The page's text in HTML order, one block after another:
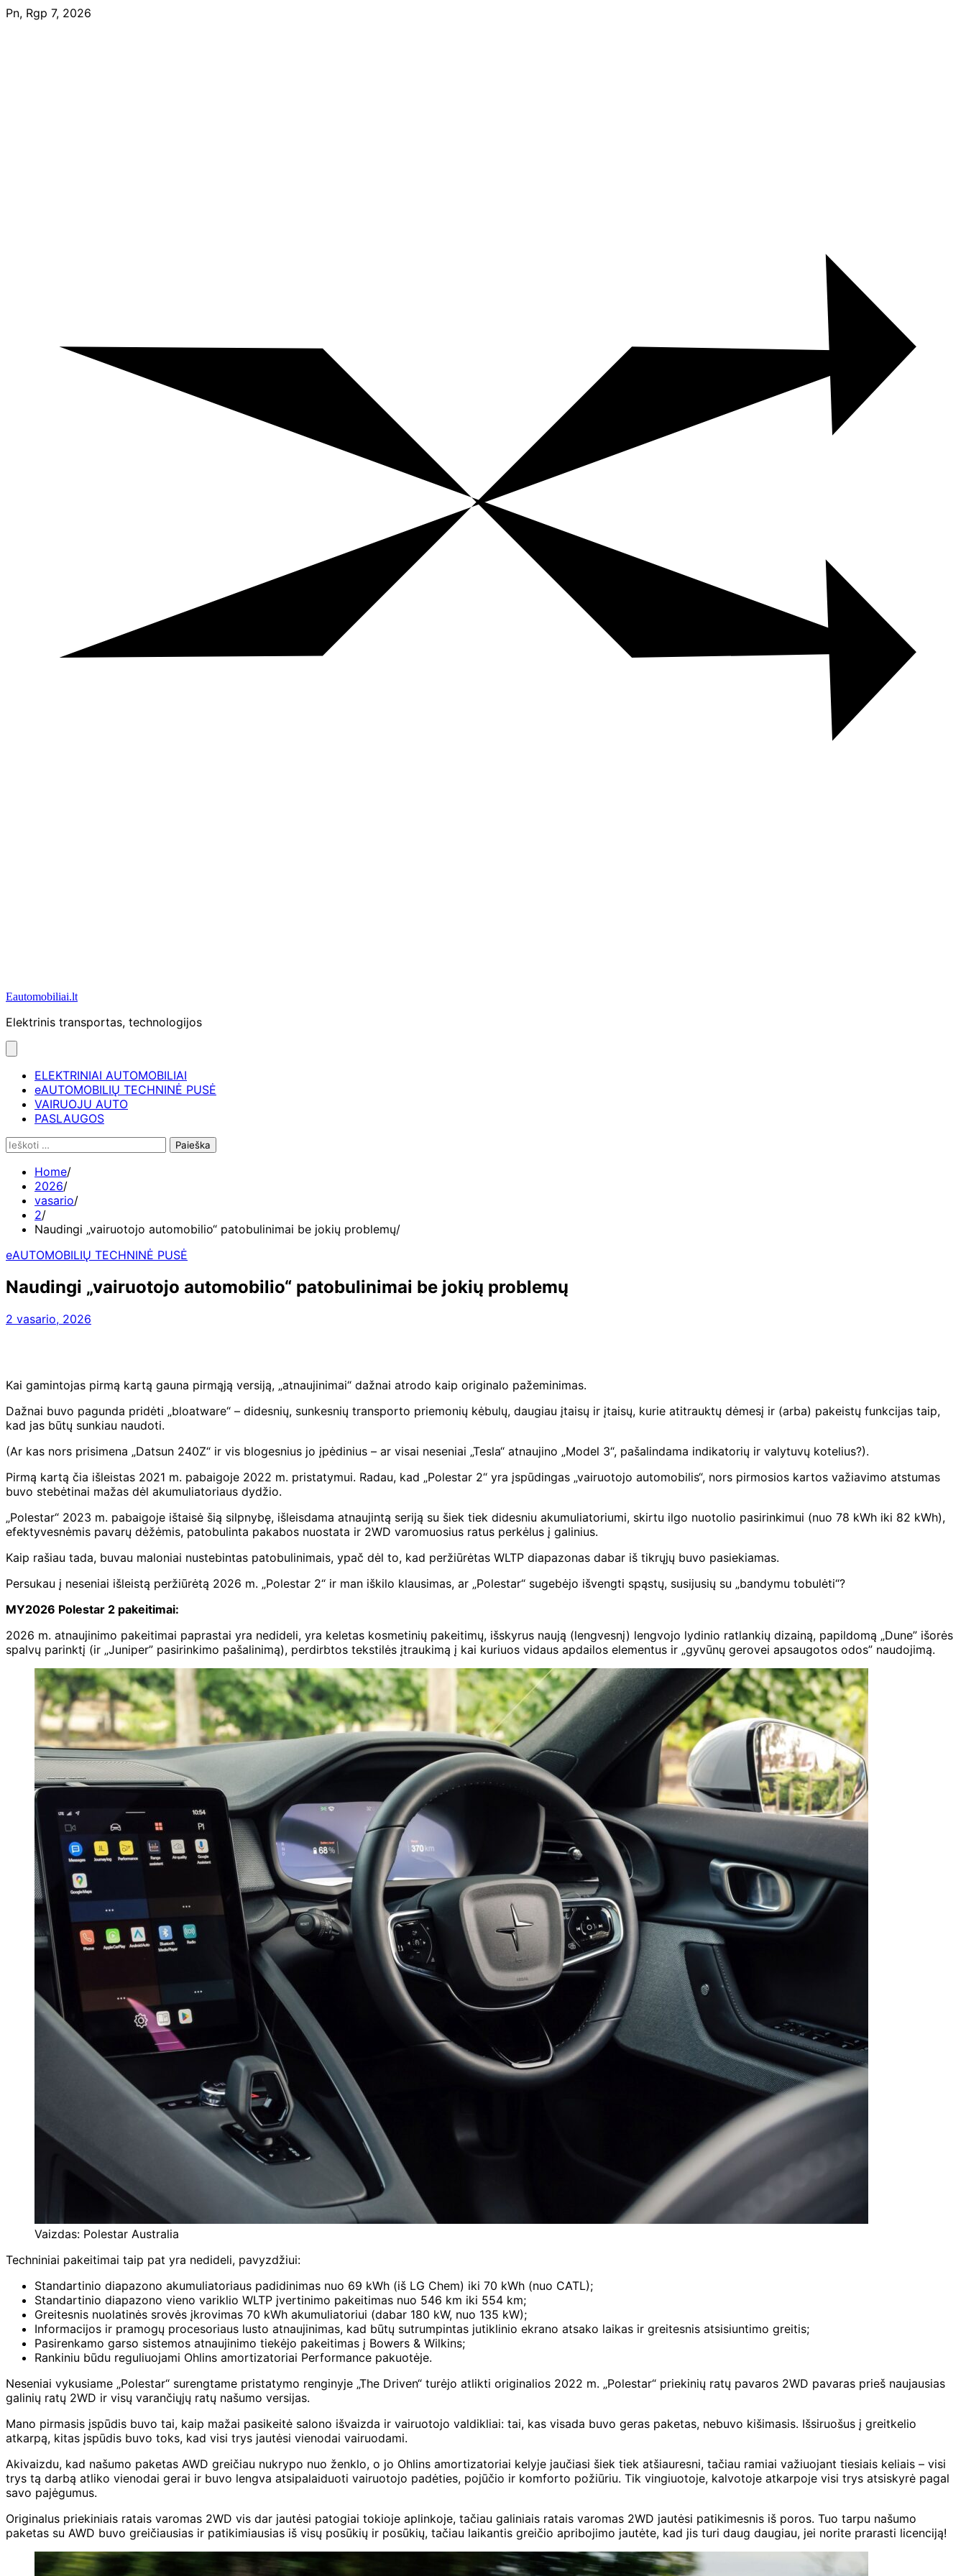
Skip
Pn, Rgp 7, 2026
Eautomobiliai.lt
Elektrinis transportas, technologijos
ELEKTRINIAI AUTOMOBILIAI
eAUTOMOBILIŲ TECHNINĖ PUSĖ
VAIRUOJU AUTO
PASLAUGOS
Ieškoti:
Home
2026
vasario
2
Naudingi „vairuotojo automobilio“ patobulinimai be jokių problemų
eAUTOMOBILIŲ TECHNINĖ PUSĖ
Naudingi „vairuotojo automobilio“ patobulinimai be jokių problemų
2 vasario, 2026
Kai gamintojas pirmą kartą gauna pirmąją versiją, „atnaujinimai“ dažnai atrodo kaip originalo pažeminimas.
Dažnai buvo pagunda pridėti „bloatware“ – didesnių, sunkesnių transporto priemonių kėbulų, daugiau įtaisų ir įtaisų, kurie atitrauktų dėmesį ir (arba) pakeistų funkcijas taip,
kad jas būtų sunkiau naudoti.
(Ar kas nors prisimena „Datsun 240Z“ ir vis blogesnius jo įpėdinius – ar visai neseniai „Tesla“ atnaujino „Model 3“, pašalindama indikatorių ir valytuvų kotelius?).
Pirmą kartą čia išleistas 2021 m. pabaigoje 2022 m. pristatymui. Radau, kad „Polestar 2“ yra įspūdingas „vairuotojo automobilis“, nors pirmosios kartos važiavimo atstumas
buvo stebėtinai mažas dėl akumuliatoriaus dydžio.
„Polestar“ 2023 m. pabaigoje ištaisė šią silpnybę, išleisdama atnaujintą seriją su šiek tiek didesniu akumuliatoriumi, skirtu ilgo nuotolio pasirinkimui (nuo 78 kWh iki 82 kWh),
efektyvesnėmis pavarų dėžėmis, patobulinta pakabos nuostata ir 2WD varomuosius ratus perkėlus į galinius.
Kaip rašiau tada, buvau maloniai nustebintas patobulinimais, ypač dėl to, kad peržiūrėtas WLTP diapazonas dabar iš tikrųjų buvo pasiekiamas.
Persukau į neseniai išleistą peržiūrėtą 2026 m. „Polestar 2“ ir man iškilo klausimas, ar „Polestar“ sugebėjo išvengti spąstų, susijusių su „bandymu tobulėti“?
MY2026 Polestar 2 pakeitimai:
2026 m. atnaujinimo pakeitimai paprastai yra nedideli, yra keletas kosmetinių pakeitimų, išskyrus naują (lengvesnį) lengvojo lydinio ratlankių dizainą, papildomą „Dune” išorės
spalvų parinktį (ir „Juniper” pasirinkimo pašalinimą), perdirbtos tekstilės įtraukimą į kai kuriuos vidaus apdailos elementus ir „gyvūnų gerovei apsaugotos odos” naudojimą.
Vaizdas: Polestar Australia
Techniniai pakeitimai taip pat yra nedideli, pavyzdžiui:
Standartinio diapazono akumuliatoriaus padidinimas nuo 69 kWh (iš LG Chem) iki 70 kWh (nuo CATL);
Standartinio diapazono vieno variklio WLTP įvertinimo pakeitimas nuo 546 km iki 554 km;
Greitesnis nuolatinės srovės įkrovimas 70 kWh akumuliatoriui (dabar 180 kW, nuo 135 kW);
Informacijos ir pramogų procesoriaus lusto atnaujinimas, kad būtų sutrumpintas jutiklinio ekrano atsako laikas ir greitesnis atsisiuntimo greitis;
Pasirenkamo garso sistemos atnaujinimo tiekėjo pakeitimas į Bowers & Wilkins;
Rankiniu būdu reguliuojami Ohlins amortizatoriai Performance pakuotėje.
Neseniai vykusiame „Polestar“ surengtame pristatymo renginyje „The Driven“ turėjo atlikti originalios 2022 m. „Polestar“ priekinių ratų pavaros 2WD pavaras prieš naujausias
galinių ratų 2WD ir visų varančiųjų ratų našumo versijas.
Mano pirmasis įspūdis buvo tai, kaip mažai pasikeitė salono išvaizda ir vairuotojo valdikliai: tai, kas visada buvo geras paketas, nebuvo kišimasis. Išsiruošus į greitkelio
atkarpą, kitas įspūdis buvo toks, kad visi trys jautėsi vienodai vairuodami.
Akivaizdu, kad našumo paketas AWD greičiau nukrypo nuo ženklo, o jo Ohlins amortizatoriai kelyje jaučiasi šiek tiek atšiauresni, tačiau ramiai važiuojant tiesiais keliais – visi
trys tą darbą atliko vienodai gerai ir buvo lengva atsipalaiduoti vairuotojo padėties, pojūčio ir komforto požiūriu. Tik vingiuotoje, kalvotoje atkarpoje visi trys atsiskyrė pagal
savo pajėgumus.
Originalus priekiniais ratais varomas 2WD vis dar jautėsi patogiai tokioje aplinkoje, tačiau galiniais ratais varomas 2WD jautėsi patikimesnis iš poros. Tuo tarpu našumo
paketas su AWD buvo greičiausias ir patikimiausias iš visų posūkių ir posūkių, tačiau laikantis greičio apribojimo jautėte, kad jis turi daug daugiau, jei norite prarasti licenciją!